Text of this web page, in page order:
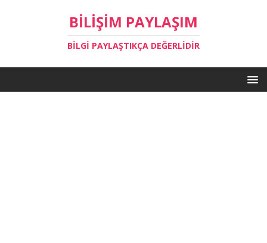
BILIŞIM PAYLAŞIM
BILGI PAYLAŞTIKÇA DEĞERLIDIR